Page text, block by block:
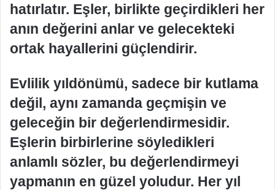
hatırlatır. Eşler, birlikte geçirdikleri her
anın değerini anlar ve gelecekteki
ortak hayallerini güçlendirir.
Evlilik yıldönümü, sadece bir kutlama
değil, aynı zamanda geçmişin ve
geleceğin bir değerlendirmesidir.
Eşlerin birbirlerine söyledikleri
anlamlı sözler, bu değerlendirmeyi
yapmanın en güzel yoludur. Her yıl